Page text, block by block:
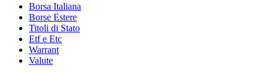
Borsa Italiana
Borse Estere
Titoli di Stato
Etf e Etc
Warrant
Valute